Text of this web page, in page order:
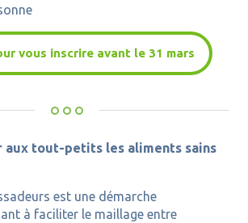
vous inscrire avant le 31 mars
aux tout-petits les aliments sains
est une démarche
à faciliter le maillage entre